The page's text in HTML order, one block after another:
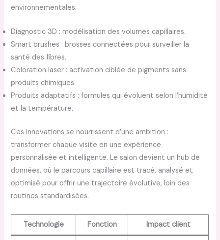
environnementales.
Diagnostic 3D : modélisation des volumes capillaires.
Smart brushes : brosses connectées pour surveiller la
santé des fibres.
Coloration laser : activation ciblée de pigments sans
produits chimiques.
Produits adaptatifs : formules qui évoluent selon l’humidité
et la température.
Ces innovations se nourrissent d’une ambition :
transformer chaque visite en une expérience
personnalisée et intelligente. Le salon devient un hub de
données, où le parcours capillaire est tracé, analysé et
optimisé pour offrir une trajectoire évolutive, loin des
routines standardisées.
Technologie Fonction Impact client